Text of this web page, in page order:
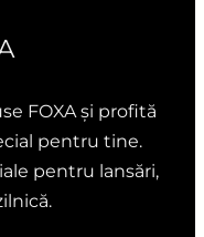
FOXA și profită
pentru tine.
pentru lansări,